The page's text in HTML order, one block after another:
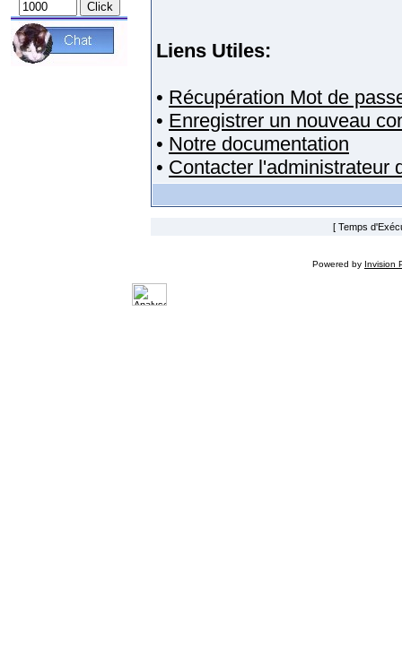
Liens Utiles:
• Récupération Mot de
• Enregistrer un nouveau
• Notre documentation
• Contacter l'administrateur
[ Temps
Powered by Invision